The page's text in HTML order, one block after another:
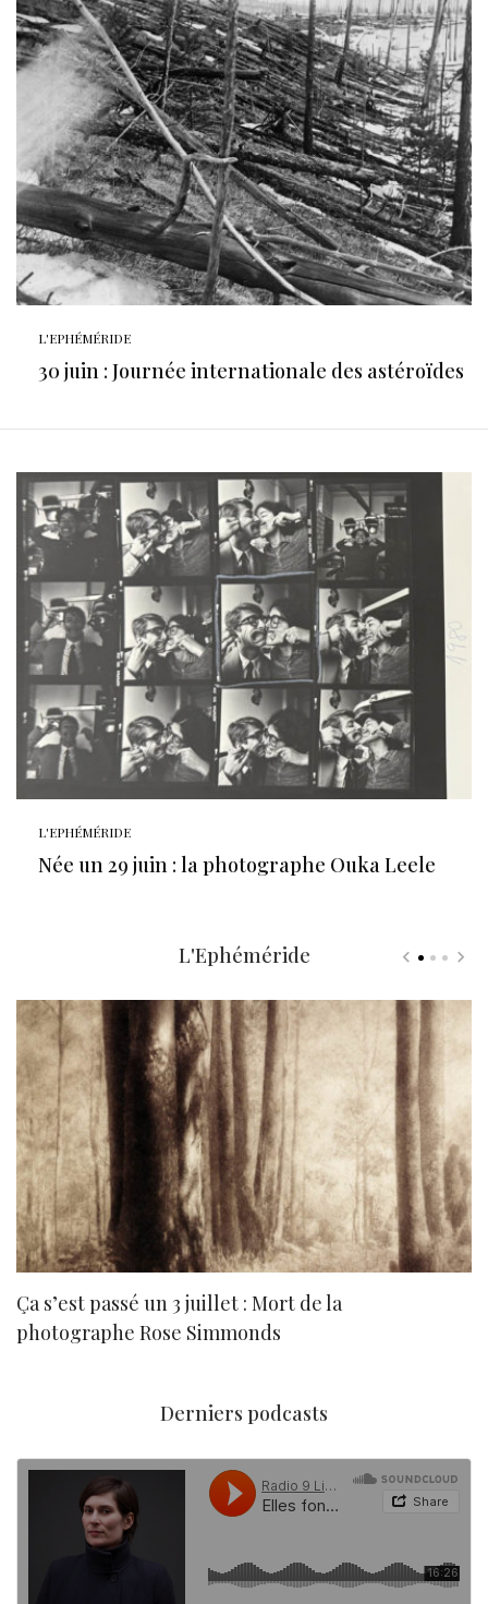
L'EPHÉMÉRIDE
30 juin : Journée internationale des astéroïdes
L'EPHÉMÉRIDE
Née un 29 juin : la photographe Ouka Leele
L'Ephéméride
Ça s’est passé un 3 juillet : Mort de la
photographe Rose Simmonds
Derniers podcasts